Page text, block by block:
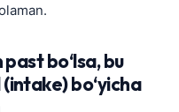
bo‘lsa, bu
bo‘yicha